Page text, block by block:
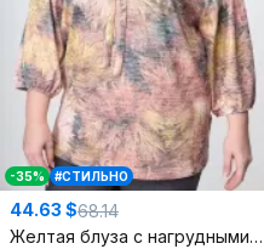
-35% #СТИЛЬНО
44.63 $68.14
Желтая блуза с нагрудными вытачками и асимметричным низом